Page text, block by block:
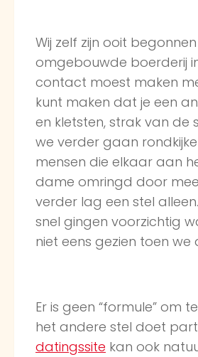
Wij zelf zijn ooit
omgebouwde boerderij
contact moest maken
kunt maken dat je een
en kletsten, strak van de
we verder gaan
mensen die elkaar aan
dame omringd door
verder lag een stel
snel gingen voorzichtig
niet eens gezien toen
Er is geen “formule” om
het andere stel doet
datingssite kan ook